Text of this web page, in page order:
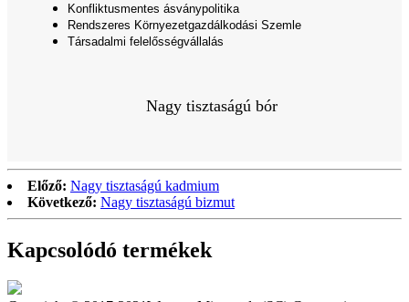
Konfliktusmentes ásványpolitika
Rendszeres Környezetgazdálkodási Szemle
Társadalmi felelősségvállalás
Nagy tisztaságú bór
Előző: Nagy tisztaságú kadmium
Következő: Nagy tisztaságú bizmut
Kapcsolódó termékek